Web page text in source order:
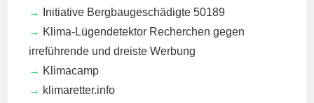
Initiative Bergbaugeschädigte 50189
Klima-Lügendetektor Recherchen gegen
irreführende und dreiste Werbung
Klimacamp
klimaretter.info